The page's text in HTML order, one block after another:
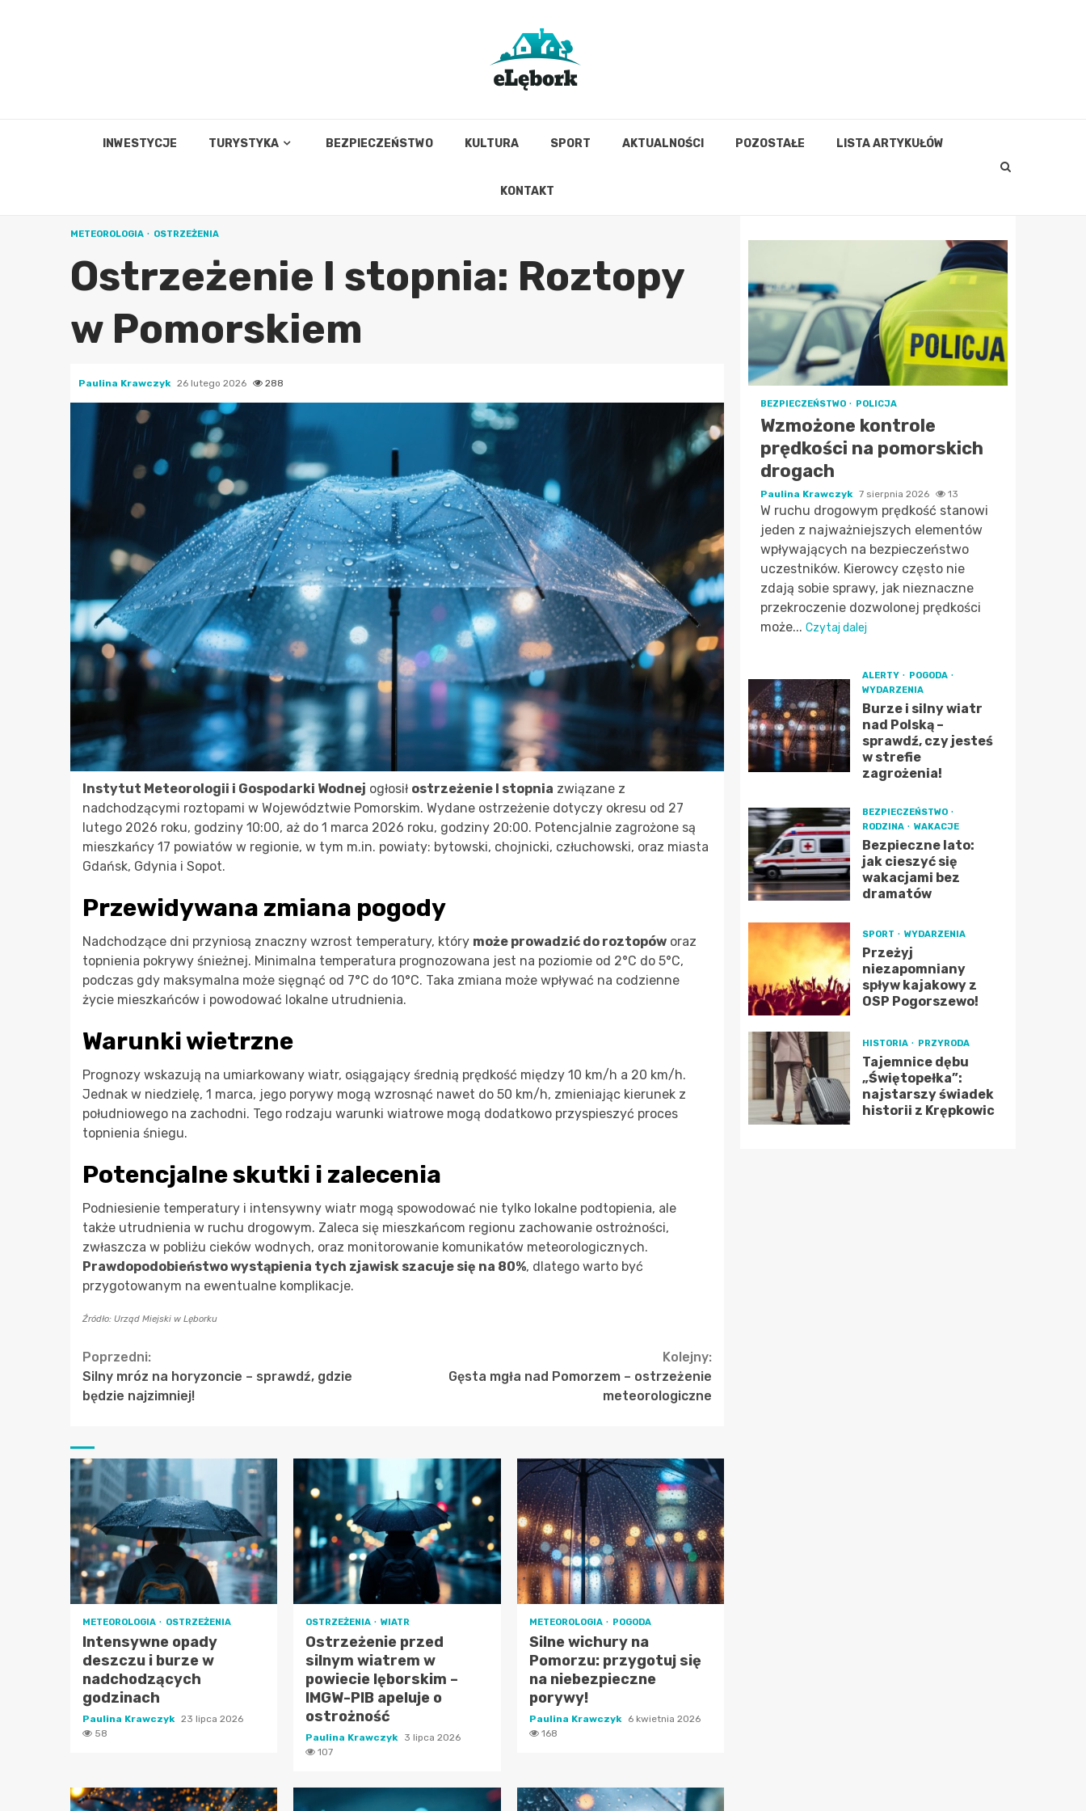
INWESTYCJE TURYSTYKA BEZPIECZEŃSTWO KULTURA SPORT AKTUALNOŚCI POZOSTAŁE LISTA ARTYKUŁÓW
KONTAKT
METEOROLOGIA OSTRZEŻENIA
Ostrzeżenie I stopnia: Roztopy
w Pomorskiem
Paulina Krawczyk 26 lutego 2026 288
Instytut Meteorologii i Gospodarki Wodnej ogłosił ostrzeżenie I stopnia związane z
nadchodzącymi roztopami w Województwie Pomorskim. Wydane ostrzeżenie dotyczy okresu od 27
lutego 2026 roku, godziny 10:00, aż do 1 marca 2026 roku, godziny 20:00. Potencjalnie zagrożone są
mieszkańcy 17 powiatów w regionie, w tym m.in. powiaty: bytowski, chojnicki, człuchowski, oraz miasta
Gdańsk, Gdynia i Sopot.
Przewidywana zmiana pogody
Nadchodzące dni przyniosą znaczny wzrost temperatury, który może prowadzić do roztopów oraz
topnienia pokrywy śnieżnej. Minimalna temperatura prognozowana jest na poziomie od 2°C do 5°C,
podczas gdy maksymalna może sięgnąć od 7°C do 10°C. Taka zmiana może wpływać na codzienne
życie mieszkańców i powodować lokalne utrudnienia.
Warunki wietrzne
Prognozy wskazują na umiarkowany wiatr, osiągający średnią prędkość między 10 km/h a 20 km/h.
Jednak w niedzielę, 1 marca, jego porywy mogą wzrosnąć nawet do 50 km/h, zmieniając kierunek z
południowego na zachodni. Tego rodzaju warunki wiatrowe mogą dodatkowo przyspieszyć proces
topnienia śniegu.
Potencjalne skutki i zalecenia
Podniesienie temperatury i intensywny wiatr mogą spowodować nie tylko lokalne podtopienia, ale
także utrudnienia w ruchu drogowym. Zaleca się mieszkańcom regionu zachowanie ostrożności,
zwłaszcza w pobliżu cieków wodnych, oraz monitorowanie komunikatów meteorologicznych.
Prawdopodobieństwo wystąpienia tych zjawisk szacuje się na 80%, dlatego warto być
przygotowanym na ewentualne komplikacje.
Źródło: Urząd Miejski w Lęborku
Continue
Reading
Poprzedni:
Silny mróz na horyzoncie – sprawdź, gdzie
będzie najzimniej!
Kolejny:
Gęsta mgła nad Pomorzem – ostrzeżenie
meteorologiczne
METEOROLOGIA OSTRZEŻENIA
Intensywne opady
deszczu i burze w
nadchodzących
godzinach
Paulina Krawczyk 23 lipca 2026
58
OSTRZEŻENIA WIATR
Ostrzeżenie przed
silnym wiatrem w
powiecie lęborskim –
IMGW-PIB apeluje o
ostrożność
Paulina Krawczyk 3 lipca 2026
107
METEOROLOGIA POGODA
Silne wichury na
Pomorzu: przygotuj się
na niebezpieczne
porywy!
Paulina Krawczyk 6 kwietnia 2026
168
BEZPIECZEŃSTWO POLICJA
Wzmożone kontrole
prędkości na pomorskich
drogach
Paulina Krawczyk 7 sierpnia 2026 13
W ruchu drogowym prędkość stanowi
jeden z najważniejszych elementów
wpływających na bezpieczeństwo
uczestników. Kierowcy często nie
zdają sobie sprawy, jak nieznaczne
przekroczenie dozwolonej prędkości
może... Czytaj dalej
ALERTY
POGODA
WYDARZENIA
Burze i silny wiatr
nad Polską –
sprawdź, czy jesteś
w strefie
zagrożenia!
BEZPIECZEŃSTWO
RODZINA
WAKACJE
Bezpieczne lato:
jak cieszyć się
wakacjami bez
dramatów
SPORT WYDARZENIA
Przeżyj
niezapomniany
spływ kajakowy z
OSP Pogorszewo!
HISTORIA PRZYRODA
Tajemnice dębu
„Świętopełka”:
najstarszy świadek
historii z Krępkowic